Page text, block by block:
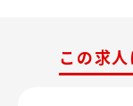
この求